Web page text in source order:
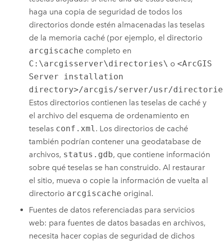
haga una copia de seguridad de todos los
directorios donde estén almacenadas las teselas
de la memoria caché (por ejemplo, el directorio
arcgiscache completo en
C:\arcgisserver\directories\ o<ArcGIS
Server installation
directory>/arcgis/server/usr/
Estos directorios contienen las teselas de caché y
el archivo del esquema de ordenamiento en
teselas conf.xml. Los directorios de caché
también podrían contener una geodatabase de
archivos, status.gdb, que contiene información
sobre qué teselas se han construido. Al restaurar
el sitio, mueva o copie la información de vuelta al
directorio arcgiscache original.
Fuentes de datos referenciadas para servicios
web: para fuentes de datos basadas en archivos,
necesita hacer copias de seguridad de dichos